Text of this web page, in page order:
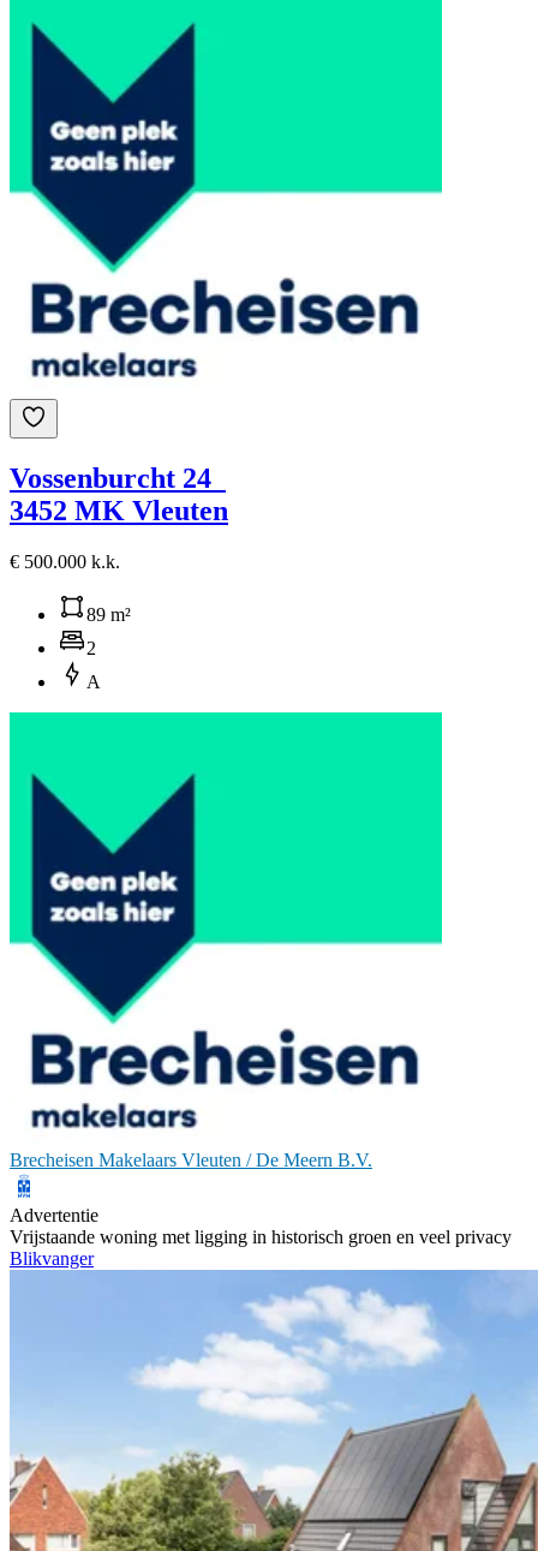
Vossenburcht 24
3452 MK Vleuten
€ 500.000 k.k.
89 m²
2
A
Brecheisen Makelaars Vleuten / De Meern B.V.
Advertentie
Vrijstaande woning met ligging in historisch groen en veel privacy
Blikvanger